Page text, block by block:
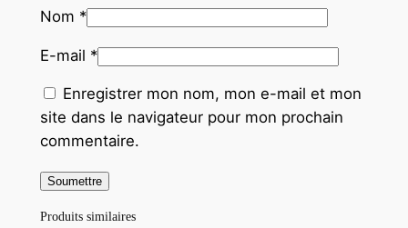
Nom *
E-mail *
Enregistrer mon nom, mon e-mail et mon
site dans le navigateur pour mon prochain
commentaire.
Produits similaires